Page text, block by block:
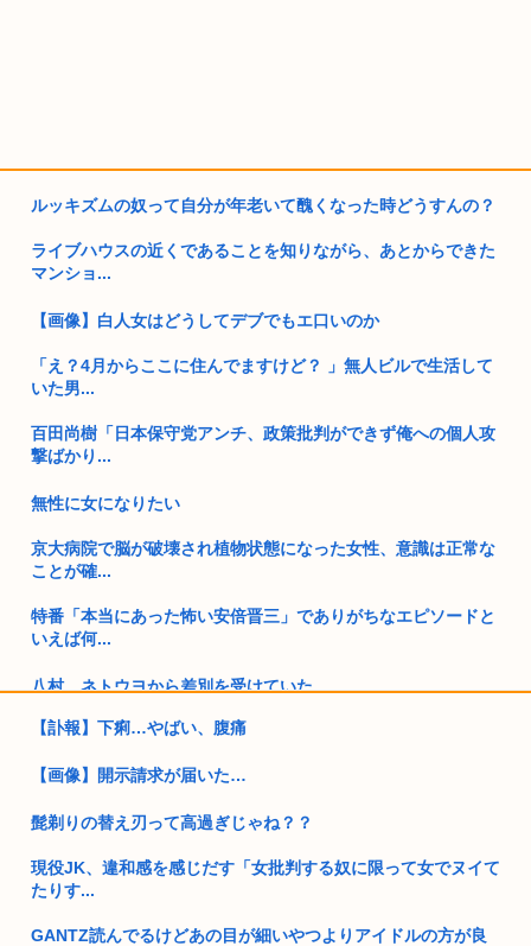
ルッキズムの奴って自分が年老いて醜くなった時どうすんの？
ライブハウスの近くであることを知りながら、あとからできた
マンショ...
【画像】白人女はどうしてデブでもエ口いのか
「え？4月からここに住んでますけど？ 」無人ビルで生活して
いた男...
百田尚樹「日本保守党アンチ、政策批判ができず俺への個人攻
撃ばかり...
無性に女になりたい
京大病院で脳が破壊され植物状態になった女性、意識は正常な
ことが確...
特番「本当にあった怖い安倍晋三」でありがちなエピソードと
いえば何...
八村、ネトウヨから差別を受けていた
【動画】日本の超有名キックボクサー、世界に挑戦した結果、
げ一時拘...
【訃報】下痢…やばい、腹痛
【画像】開示請求が届いた…
髭剃りの替え刃って高過ぎじゃね？？
現役JK、違和感を感じだす「女批判する奴に限って女でヌイて
たりす...
GANTZ読んでるけどあの目が細いやつよりアイドルの方が良